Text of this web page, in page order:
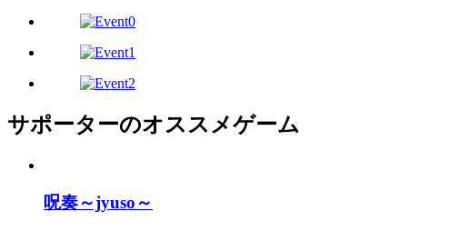
サポーターのオススメゲーム
呪奏～jyuso～